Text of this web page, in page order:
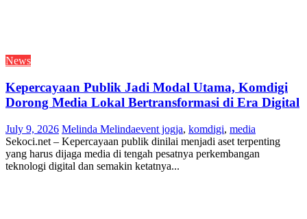
News
Kepercayaan Publik Jadi Modal Utama, Komdigi
Dorong Media Lokal Bertransformasi di Era Digital
July 9, 2026 Melinda Melindaevent jogja, komdigi, media
Sekoci.net – Kepercayaan publik dinilai menjadi aset terpenting
yang harus dijaga media di tengah pesatnya perkembangan
teknologi digital dan semakin ketatnya...